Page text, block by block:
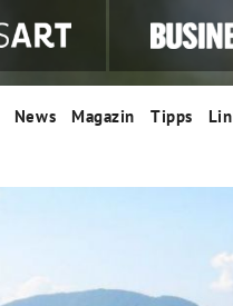
News Magazin Tipps